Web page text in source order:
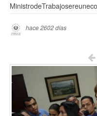
hace 2602 días